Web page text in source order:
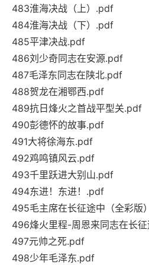
483淮海决战（上）.pdf
484淮海决战（下）.pdf
485平津决战.pdf
486刘少奇同志在安源.pdf
487毛泽东同志在陕北.pdf
488贺龙在湘鄂西.pdf
489抗日烽火之首战平型关.pdf
490彭德怀的故事.pdf
491大将徐海东.pdf
492鸡鸣镇风云.pdf
493千里跃进大别山.pdf
494东进！东进！.pdf
495毛主席在长征途中（全彩版
496烽火里程-周恩来同志在长
497元帅之死.pdf
498少年毛泽东.pdf